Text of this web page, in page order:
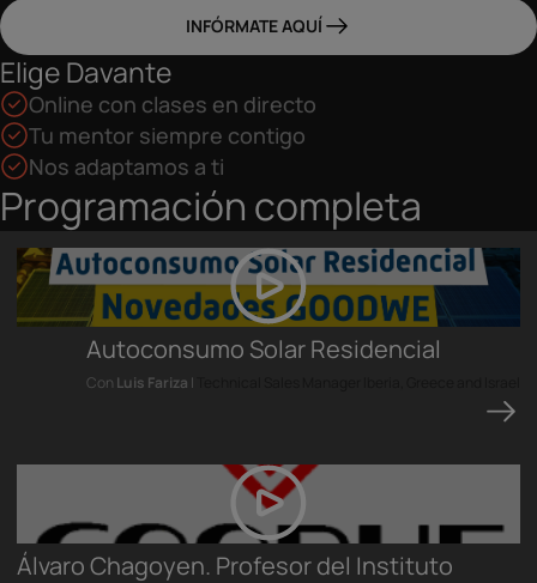
INFÓRMATE AQUÍ
Elige Davante
Online con clases en directo
Tu mentor siempre contigo
Nos adaptamos a ti
Programación completa
Autoconsumo Solar Residencial
Con Luis Fariza |
Álvaro Chagoyen. Profesor del Instituto